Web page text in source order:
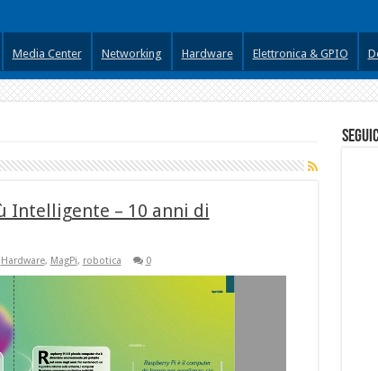
Media Center Networking Hardware Elettronica & GPIO
Intelligente – 10 anni di
Hardware, MagPi, robotica 0